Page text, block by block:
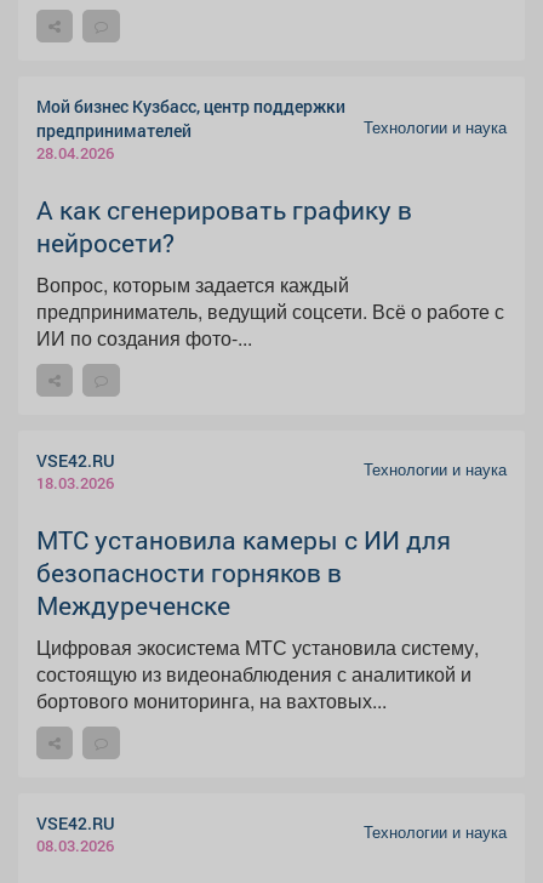
Мой бизнес Кузбасс, центр поддержки
предпринимателей
28.04.2026
Технологии и наука
А как сгенерировать графику в
нейросети?
Вопрос, которым задается каждый
предприниматель, ведущий соцсети. Всё о работе с
ИИ по создания фото-...
VSE42.RU
18.03.2026
Технологии и наука
МТС установила камеры с ИИ для
безопасности горняков в
Междуреченске
Цифровая экосистема МТС установила систему,
состоящую из видеонаблюдения с аналитикой и
бортового мониторинга, на вахтовых...
VSE42.RU
08.03.2026
Технологии и наука